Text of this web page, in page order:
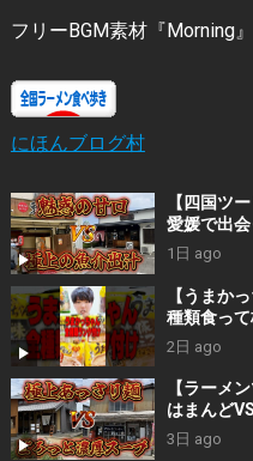
フリーBGM素材『Morning
にほんブログ村
【四国ツ
愛媛で出
1日 ago
【うまか
種類食って
2日 ago
【ラーメ
はまんど
日旅
3日 ago